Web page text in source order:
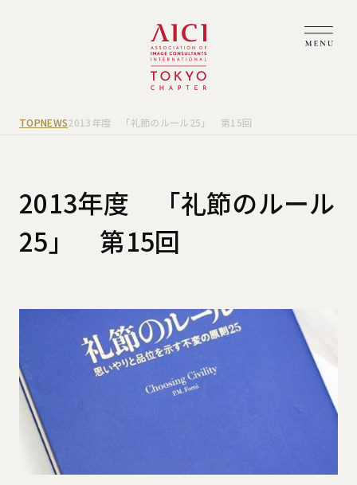
TOPNEWS2013年度 「礼節のルール25」 第15回
2013年度 「礼節のルール
25」 第15回